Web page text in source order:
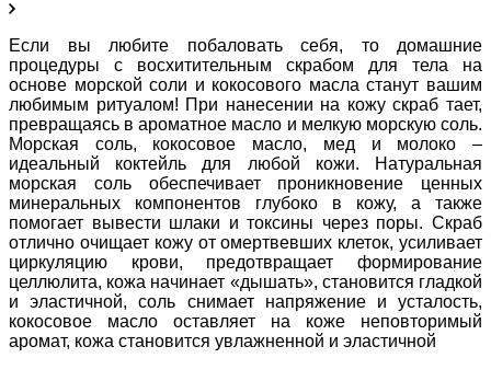
Если вы любите побаловать себя, то домашние
процедуры с восхитительным скрабом для тела на
основе морской соли и кокосового масла станут вашим
любимым ритуалом! При нанесении на кожу скраб тает,
превращаясь в ароматное масло и мелкую морскую соль.
Морская соль, кокосовое масло, мед и молоко –
идеальный коктейль для любой кожи. Натуральная
морская соль обеспечивает проникновение ценных
минеральных компонентов глубоко в кожу, а также
помогает вывести шлаки и токсины через поры. Скраб
отлично очищает кожу от омертвевших клеток, усиливает
циркуляцию крови, предотвращает формирование
целлюлита, кожа начинает «дышать», становится гладкой
и эластичной, соль снимает напряжение и усталость,
кокосовое масло оставляет на коже неповторимый
аромат, кожа становится увлажненной и эластичной